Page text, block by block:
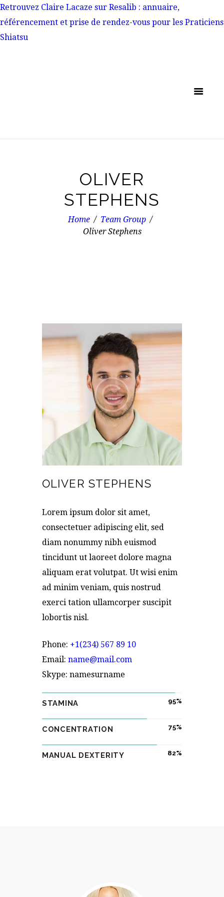
Retrouvez Claire Lacaze sur Resalib : annuaire,
référencement et prise de rendez-vous pour les Praticiens
Shiatsu
OLIVER
STEPHENS
Home
Team Group
Oliver Stephens
OLIVER STEPHENS
Lorem ipsum dolor sit amet,
consectetuer adipiscing elit, sed
diam nonummy nibh euismod
tincidunt ut laoreet dolore magna
aliquam erat volutpat. Ut wisi enim
ad minim veniam, quis nostrud
exerci tation ullamcorper suscipit
lobortis nisl.
Phone: +1(234) 567 89 10
Email: name@mail.com
Skype: namesurname
95
STAMINA
75
CONCENTRATION
82
MANUAL DEXTERITY